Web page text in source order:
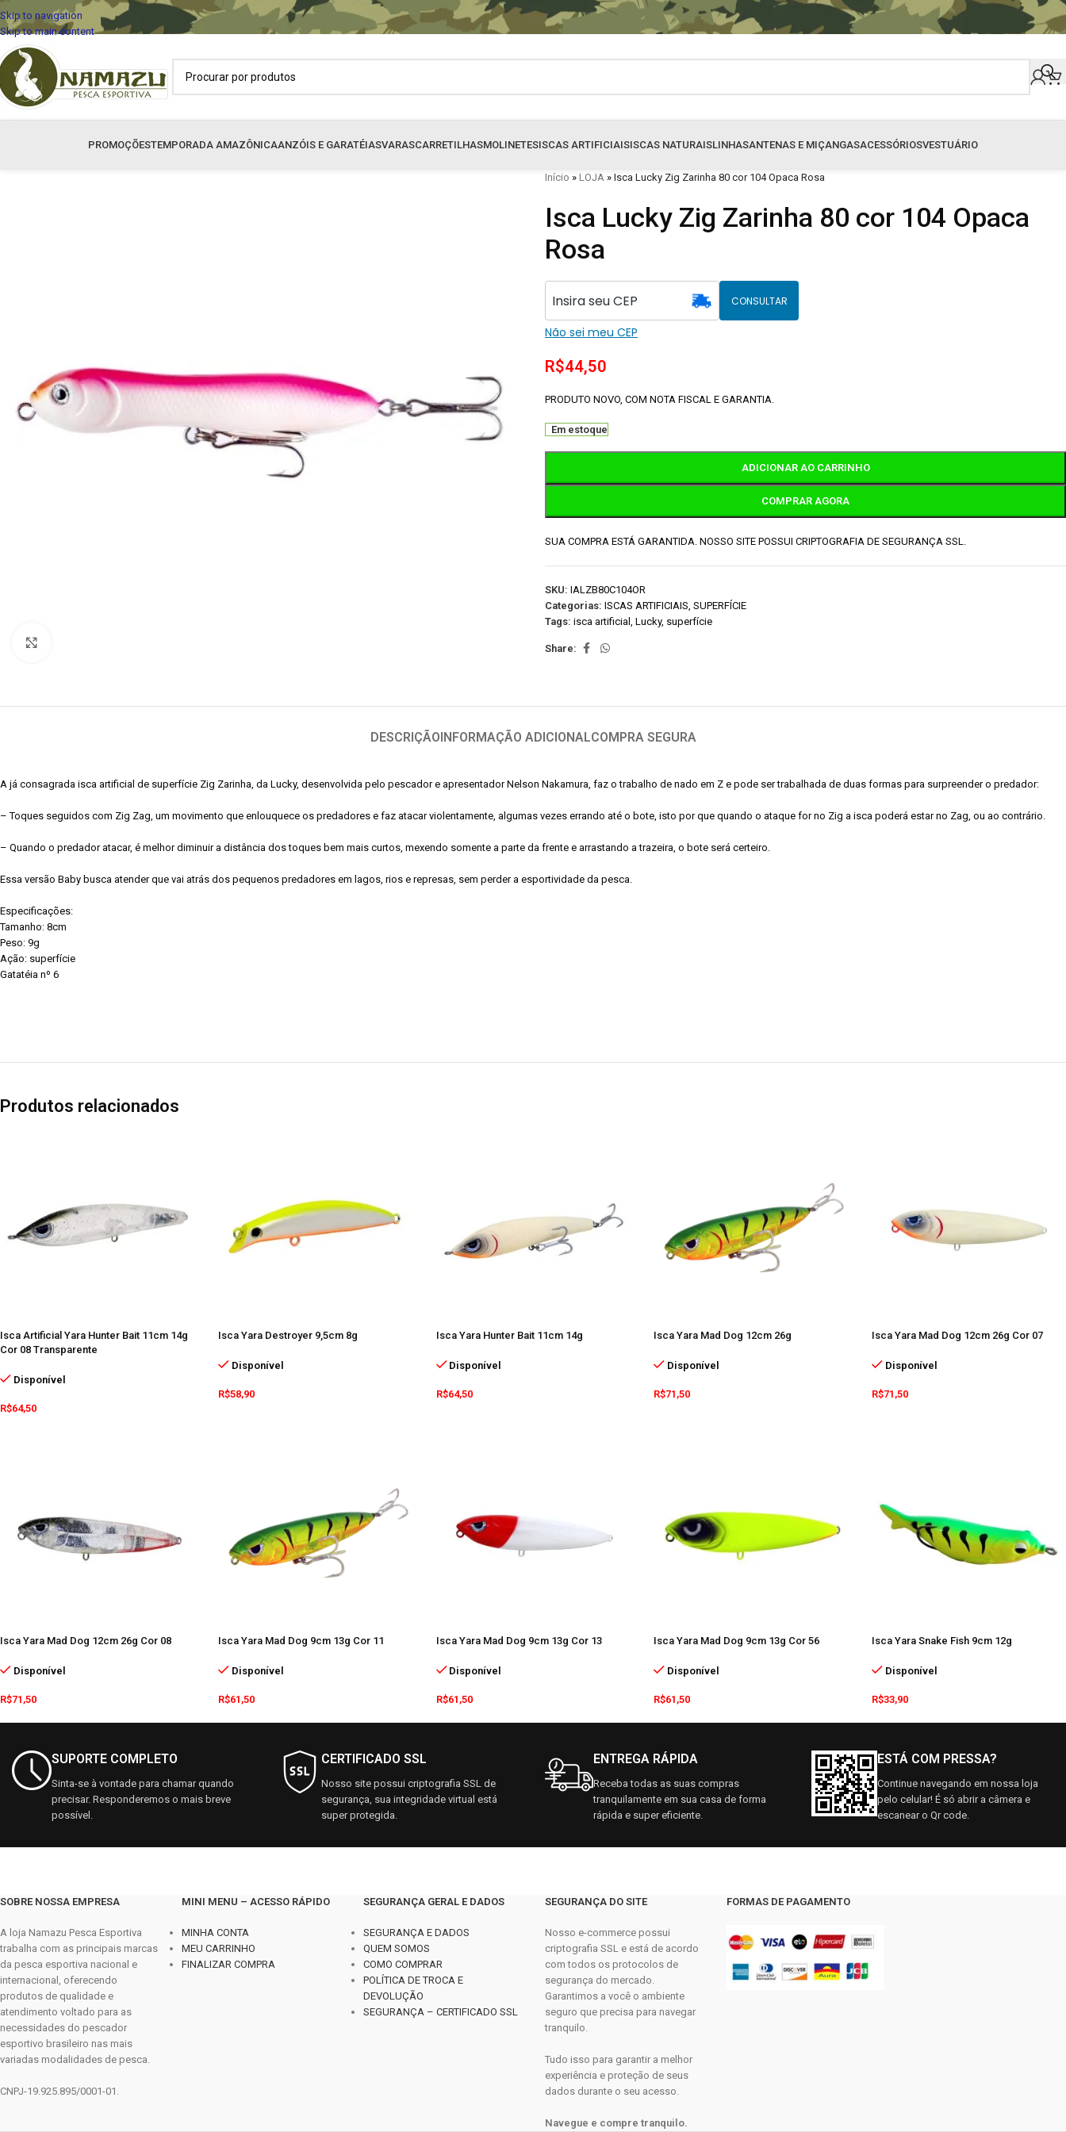
Skip to navigation
Skip to main content
PROMOÇÕESTEMPORADA AMAZÔNICAANZÓIS E GARATÉIASVARASCARRETILHASMOLINETESISCAS ARTIFICIAISISCAS NATURAISLINHASANTENAS E MIÇANGASACESSÓRIOSVESTUÁRIO
Início » LOJA » Isca Lucky Zig Zarinha 80 cor 104 Opaca Rosa
Isca Lucky Zig Zarinha 80 cor 104 Opaca
Rosa
CONSULTAR
Não sei meu CEP
R$44,50
PRODUTO NOVO, COM NOTA FISCAL E GARANTIA.
Em estoque
ADICIONAR AO CARRINHO
COMPRAR AGORA
SUA COMPRA ESTÁ GARANTIDA. NOSSO SITE POSSUI CRIPTOGRAFIA DE SEGURANÇA SSL.
SKU: IALZB80C104OR
Categorias: ISCAS ARTIFICIAIS, SUPERFÍCIE
Tags: isca artificial , Lucky, superfície
Share:
DESCRIÇÃOINFORMAÇÃO ADICIONALCOMPRA SEGURA
A já consagrada isca artificial de superfície Zig Zarinha, da Lucky, desenvolvida pelo pescador e apresentador Nelson Nakamura, faz o trabalho de nado em Z e pode ser trabalhada de duas formas para surpreender o predador:
– Toques seguidos com Zig Zag, um movimento que enlouquece os predadores e faz atacar violentamente, algumas vezes errando até o bote, isto por que quando o ataque for no Zig a isca poderá estar no Zag, ou ao contrário.
– Quando o predador atacar, é melhor diminuir a distância dos toques bem mais curtos, mexendo somente a parte da frente e arrastando a trazeira, o bote será certeiro.
Essa versão Baby busca atender que vai atrás dos pequenos predadores em lagos, rios e represas, sem perder a esportividade da pesca.
Especificações:
Tamanho: 8cm
Peso: 9g
Ação: superfície
Gatatéia nº 6
Produtos relacionados
Isca Artificial Yara Hunter Bait 11cm 14g
Cor 08 Transparente
Disponível
R$64,50
Isca Yara Destroyer 9,5cm 8g
Disponível
R$58,90
Isca Yara Hunter Bait 11cm 14g
Disponível
R$64,50
Isca Yara Mad Dog 12cm 26g
Disponível
R$71,50
Isca Yara Mad Dog 12cm 26g Cor 07
Disponível
R$71,50
Isca Yara Mad Dog 12cm 26g Cor 08
Disponível
R$71,50
Isca Yara Mad Dog 9cm 13g Cor 11
Disponível
R$61,50
Isca Yara Mad Dog 9cm 13g Cor 13
Disponível
R$61,50
Isca Yara Mad Dog 9cm 13g Cor 56
Disponível
R$61,50
Isca Yara Snake Fish 9cm 12g
Disponível
R$33,90
SUPORTE COMPLETO
Sinta-se à vontade para chamar quando
precisar. Responderemos o mais breve
possível.
CERTIFICADO SSL
Nosso site possui criptografia SSL de
segurança, sua integridade virtual está
super protegida.
ENTREGA RÁPIDA
Receba todas as suas compras
tranquilamente em sua casa de forma
rápida e super eficiente.
ESTÁ COM PRESSA?
Continue navegando em nossa loja
pelo celular! É só abrir a câmera e
escanear o Qr code.
SOBRE NOSSA EMPRESA
A loja Namazu Pesca Esportiva
trabalha com as principais marcas
da pesca esportiva nacional e
internacional, oferecendo
produtos de qualidade e
atendimento voltado para as
necessidades do pescador
esportivo brasileiro nas mais
variadas modalidades de pesca.
CNPJ-19.925.895/0001-01.
MINI MENU – ACESSO RÁPIDO
MINHA CONTA
MEU CARRINHO
FINALIZAR COMPRA
SEGURANÇA GERAL E DADOS
SEGURANÇA E DADOS
QUEM SOMOS
COMO COMPRAR
POLÍTICA DE TROCA E
DEVOLUÇÃO
SEGURANÇA – CERTIFICADO SSL
SEGURANÇA DO SITE
Nosso e-commerce possui
criptografia SSL e está de acordo
com todos os protocolos de
segurança do mercado.
Garantimos a você o ambiente
seguro que precisa para navegar
tranquilo.
Tudo isso para garantir a melhor
experiência e proteção de seus
dados durante o seu acesso.
Navegue e compre tranquilo.
FORMAS DE PAGAMENTO